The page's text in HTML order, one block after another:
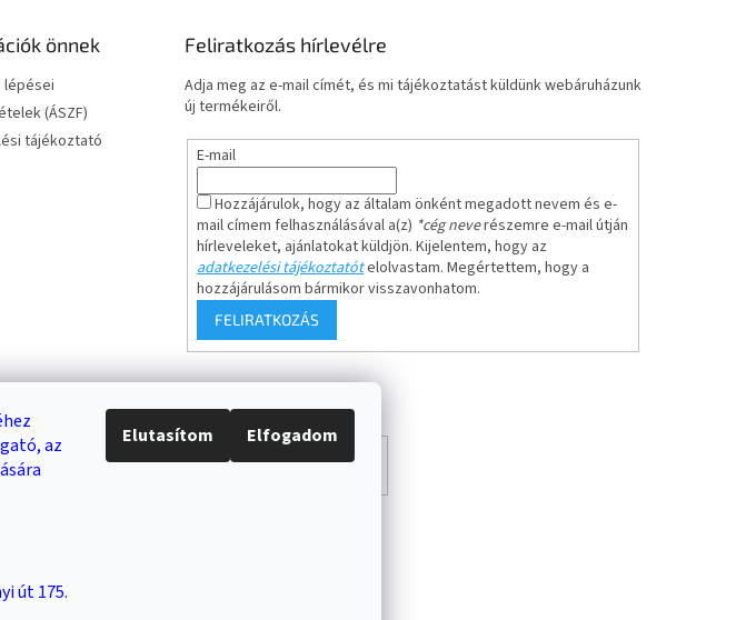
az
út 175.
Elutasítom Elfogadom
önnek
lépései
(ÁSZF)
tájékoztató
Feliratkozás hírlevélre
Adja meg az e-mail címét, és mi tájékoztatást küldünk webáruházunk
új termékeiről.
E-mail
Hozzájárulok, hogy az általam önként megadott nevem és e-
mail címem felhasználásával a(z) *cég neverészemre e-mail útján
hírleveleket, ajánlatokat küldjön. Kijelentem, hogy az
adatkezelési tájékoztatótelolvastam. Megértettem, hogy a
hozzájárulásom bármikor visszavonhatom.
FELIRATKOZÁS
KERESÉS